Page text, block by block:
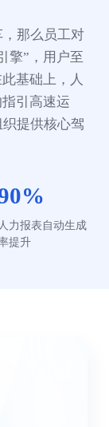
那么员工对
擎”，用户至
基础上，人
引高速运
织提供核心驾
人力报表自动生成
提升